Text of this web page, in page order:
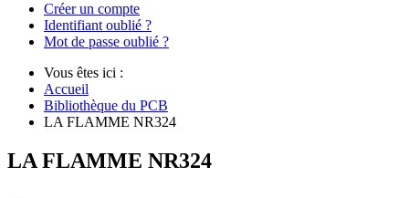
Créer un compte
Identifiant oublié ?
Mot de passe oublié ?
Vous êtes ici :
Accueil
Bibliothèque du PCB
LA FLAMME NR324
LA FLAMME NR324